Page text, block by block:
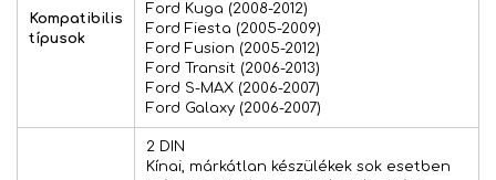
Kompatibilis
típusok
Ford Kuga (2008-2012)
Ford Fiesta (2005-2009)
Ford Fusion (2005-2012)
Ford Transit (2006-2013)
Ford S-MAX (2006-2007)
Ford Galaxy (2006-2007)
2 DIN
Kínai, márkátlan készülékek sok esetben